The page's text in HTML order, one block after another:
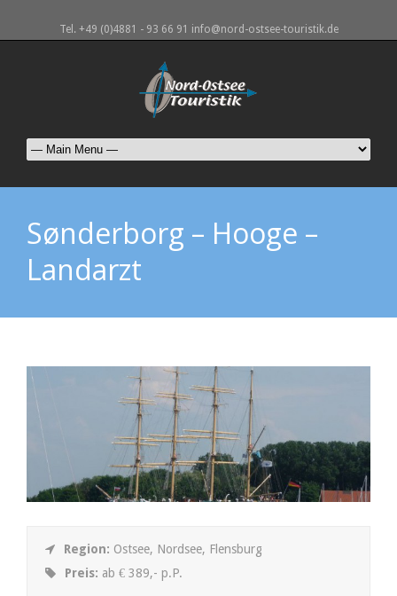
Tel. +49 (0)4881 - 93 66 91 info@nord-ostsee-touristik.de
Sønderborg – Hooge –
Landarzt
Region: Ostsee, Nordsee, Flensburg
Preis: ab € 389,- p.P.